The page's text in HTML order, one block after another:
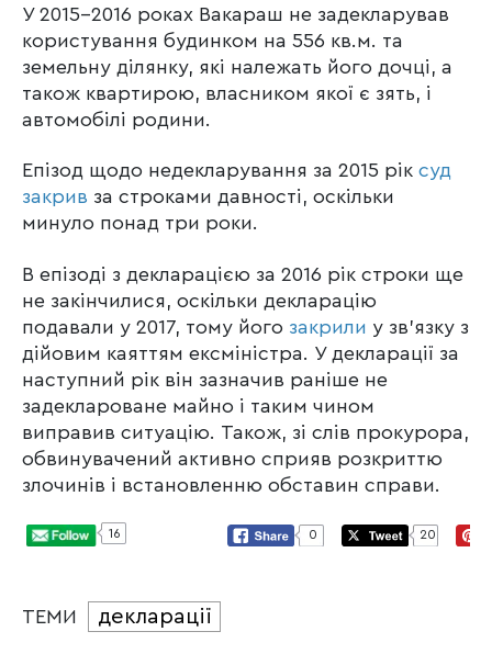
У 2015-2016 роках Вакараш не задекларував
користування будинком на 556 кв.м. та
земельну ділянку, які належать його дочці, а
також квартирою, власником якої є зять, і
автомобілі родини.
Епізод щодо недекларування за 2015 рік суд
закрив за строками давності, оскільки
минуло понад три роки.
В епізоді з декларацією за 2016 рік строки ще
не закінчилися, оскільки декларацію
подавали у 2017, тому його закрили у зв’язку з
дійовим каяттям ексміністра. У декларації за
наступний рік він зазначив раніше не
задеклароване майно і таким чином
виправив ситуацію. Також, зі слів прокурора,
обвинувачений активно сприяв розкриттю
злочинів і встановленню обставин справи.
16 0 20
ТЕМИ декларації